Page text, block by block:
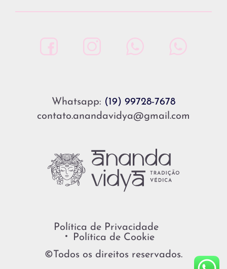
Whatsapp: (19) 99728-7678
contato.anandavidya@gmail.com
Política de Privacidade
Política de Cookie
©Todos os direitos reservados.